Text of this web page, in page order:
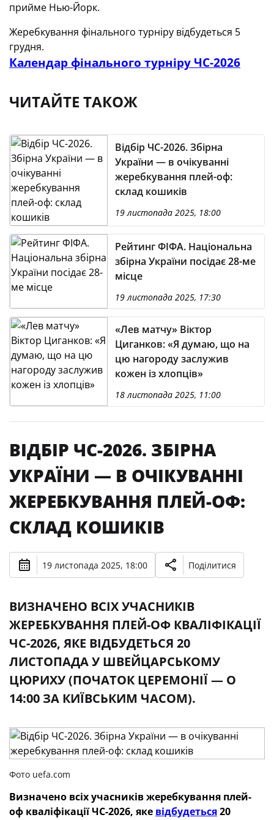
прийме Нью-Йорк.
Жеребкування фінального турніру відбудеться 5
грудня.
Календар фінального турніру ЧС-2026
ЧИТАЙТЕ ТАКОЖ
Відбір ЧС-2026. Збірна
України — в очікуванні
жеребкування плей-оф:
склад кошиків
19 листопада 2025, 18:00
Рейтинг ФІФА. Національна
збірна України посідає 28-ме
місце
19 листопада 2025, 17:30
«Лев матчу» Віктор
Циганков: «Я думаю, що на
цю нагороду заслужив
кожен із хлопців»
18 листопада 2025, 11:00
ВІДБІР ЧС-2026. ЗБІРНА
УКРАЇНИ — В ОЧІКУВАННІ
ЖЕРЕБКУВАННЯ ПЛЕЙ-ОФ:
СКЛАД КОШИКІВ
19 листопада 2025, 18:00 Поділитися
ВИЗНАЧЕНО ВСІХ УЧАСНИКІВ
ЖЕРЕБКУВАННЯ ПЛЕЙ-ОФ КВАЛІФІКАЦІЇ
ЧС-2026, ЯКЕ ВІДБУДЕТЬСЯ 20
ЛИСТОПАДА У ШВЕЙЦАРСЬКОМУ
ЦЮРИХУ (ПОЧАТОК ЦЕРЕМОНІЇ — О
14:00 ЗА КИЇВСЬКИМ ЧАСОМ).
Фото uefa.com
Визначено всіх учасників жеребкування плей-
оф кваліфікації ЧС-2026, яке відбудеться20